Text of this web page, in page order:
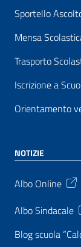
Sportello
Mensa
Trasporto
Iscrizione a
Orientamento
NOTIZIE
Albo Online
Albo Sindacale
Blog scuola